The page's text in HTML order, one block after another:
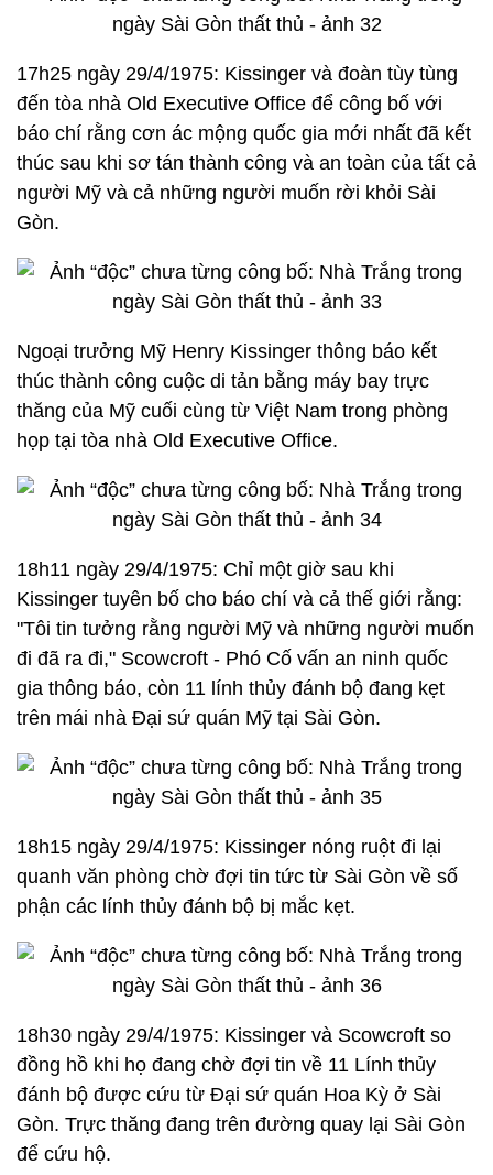
17h25 ngày 29/4/1975: Kissinger và đoàn tùy tùng
đến tòa nhà Old Executive Office để công bố với
báo chí rằng cơn ác mộng quốc gia mới nhất đã kết
thúc sau khi sơ tán thành công và an toàn của tất cả
người Mỹ và cả những người muốn rời khỏi Sài
Gòn.
Ngoại trưởng Mỹ Henry Kissinger thông báo kết
thúc thành công cuộc di tản bằng máy bay trực
thăng của Mỹ cuối cùng từ Việt Nam trong phòng
họp tại tòa nhà Old Executive Office.
18h11 ngày 29/4/1975: Chỉ một giờ sau khi
Kissinger tuyên bố cho báo chí và cả thế giới rằng:
"Tôi tin tưởng rằng người Mỹ và những người muốn
đi đã ra đi," Scowcroft - Phó Cố vấn an ninh quốc
gia thông báo, còn 11 lính thủy đánh bộ đang kẹt
trên mái nhà Đại sứ quán Mỹ tại Sài Gòn.
18h15 ngày 29/4/1975: Kissinger nóng ruột đi lại
quanh văn phòng chờ đợi tin tức từ Sài Gòn về số
phận các lính thủy đánh bộ bị mắc kẹt.
18h30 ngày 29/4/1975: Kissinger và Scowcroft so
đồng hồ khi họ đang chờ đợi tin về 11 Lính thủy
đánh bộ được cứu từ Đại sứ quán Hoa Kỳ ở Sài
Gòn. Trực thăng đang trên đường quay lại Sài Gòn
để cứu hộ.